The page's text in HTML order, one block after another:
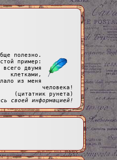
полезно.
пример:
двумя
клетками,
из меня
человека!
(цитатник рунета)
своей информацией!